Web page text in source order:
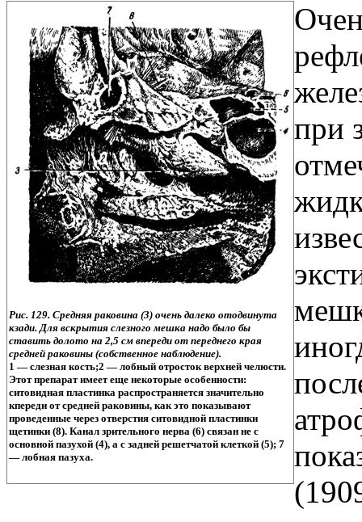
Рис. 129. Средняя раковина (3) очень далеко отодвинута
кзади. Для вскрытия слезного мешка надо было бы
ставить долото на 2,5 см впереди от переднего края
средней раковины (собственное наблюдение).
1 — слезная кость;2 — лобный отросток верхней челюсти.
Этот препарат имеет еще некоторые особенности:
ситовидная пластинка распространяется значительно
кпереди от средней раковины, как это показывают
проведенные через отверстия ситовидной пластинки
щетинки (8). Канал зрительного нерва (6) связан не с
основной пазухой (4), а с задней решетчатой клеткой (5); 7
— лобная пазуха.
при